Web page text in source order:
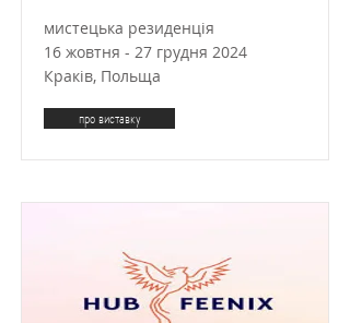
мистецька резиденція
16 жовтня - 27 грудня 2024
Краків, Польща
про виставку